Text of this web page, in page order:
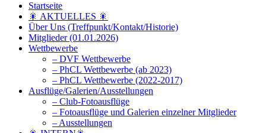
Startseite
🎇 AKTUELLES 🎇
Über Uns (Treffpunkt/Kontakt/Historie)
Mitglieder (01.01.2026)
Wettbewerbe
– DVF Wettbewerbe
– PhCL Wettbewerbe (ab 2023)
– PhCL Wettbewerbe (2022-2017)
Ausflüge/Galerien/Ausstellungen
– Club-Fotoausflüge
– Fotoausflüge und Galerien einzelner Mitglieder
– Ausstellungen